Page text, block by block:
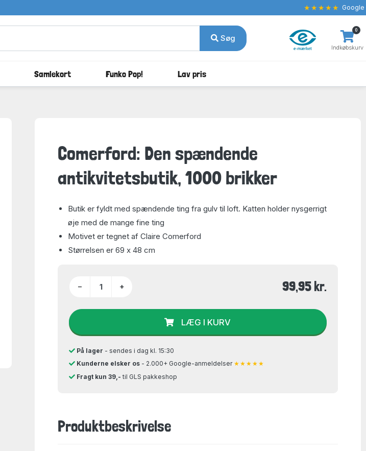
★★★★★ Google
Søg
Indkøbskurv
0
Samlekort Funko Pop! Lav pris
Comerford: Den spændende
antikvitetsbutik, 1000 brikker
Butik er fyldt med spændende ting fra gulv til loft. Katten holder nysgerrigt
øje med de mange fine ting
Motivet er tegnet af Claire Comerford
Størrelsen er 69 x 48 cm
− + 99,95 kr.
LÆG I KURV
På lager - sendes i dag kl. 15:30
Kunderne elsker os - 2.000+ Google-anmeldelser ★★★★★
Fragt kun 39,- til GLS pakkeshop
Produktbeskrivelse